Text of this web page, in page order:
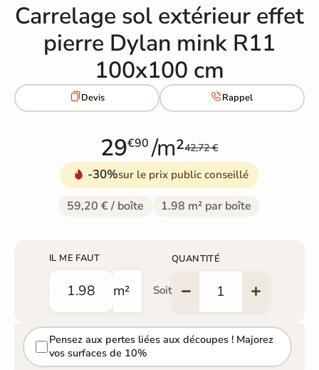
Carrelage sol extérieur effet
pierre Dylan mink R11
100x100 cm
Devis Rappel
29€90 /m²42,72 €
-30%sur le prix public conseillé
59,20 € / boîte 1.98 m² par boîte
IL ME FAUT
m² Soit
QUANTITÉ
Pensez aux pertes liées aux découpes ! Majorez
vos surfaces de 10%